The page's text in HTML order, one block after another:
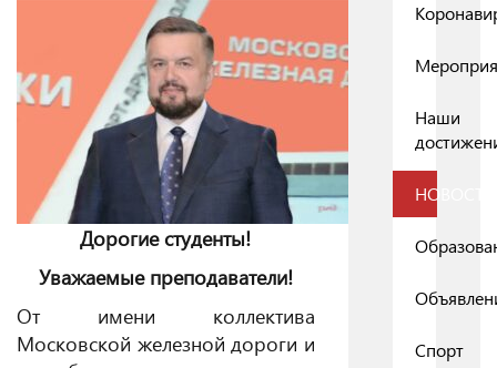
Дорогие студенты!
Уважаемые преподаватели!
От имени коллектива
Московской железной дороги и
Наши
НОВОСТИ
Спорт